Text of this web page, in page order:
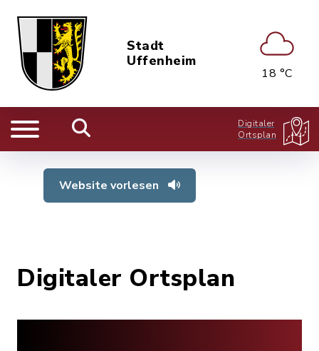
Stadt
Uffenheim
18 °C
Digitaler
Ortsplan
Website vorlesen
Digitaler Ortsplan